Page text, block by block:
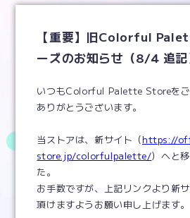
【重要】旧Colorful
ーズのお知らせ（8/4 追記
いつもColorful Palette Storeをご
ありがとうございます。
当ストアは、新サイト（https://
store.jp/colorfulpalette/）へと
た。
お手数ですが、上記リンクより新
頂けますようお願い申し上げます。